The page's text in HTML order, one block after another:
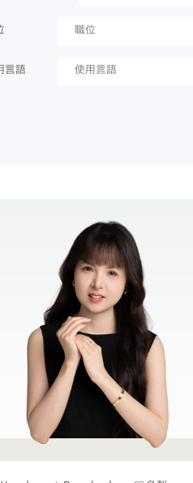
職位
言語 使用言語